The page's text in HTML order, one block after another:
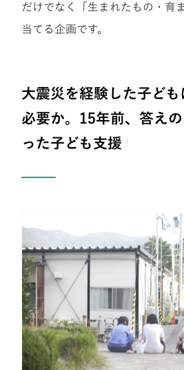
だけでなく「生まれたもの・育
当てる企画です。
大震災を経験した子ど
必要か。15年前、答え
った子ども支援